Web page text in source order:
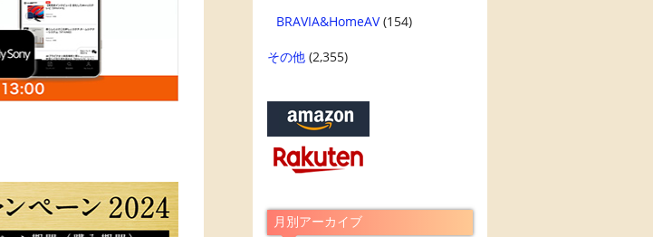
BRAVIA&HomeAV(154)
その他(2,355)
月別アーカイブ